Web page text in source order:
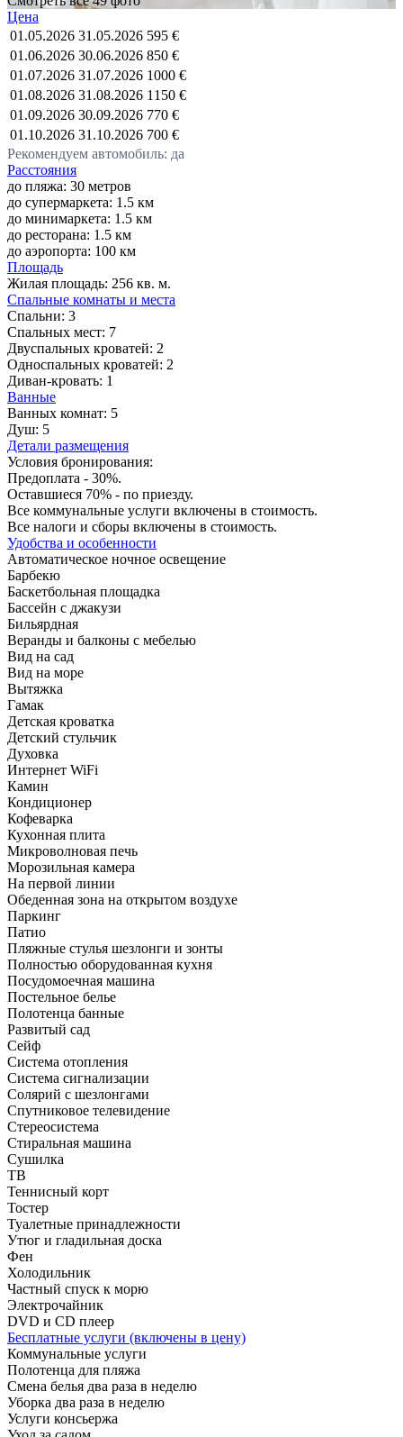
Цена
01.05.2026 31.05.2026 595 €
01.06.2026 30.06.2026 850 €
01.07.2026 31.07.2026 1000 €
01.08.2026 31.08.2026 1150 €
01.09.2026 30.09.2026 770 €
01.10.2026 31.10.2026 700 €
Рекомендуем автомобиль: да
Расстояния
до пляжа: 30 метров
до супермаркета: 1.5 км
до минимаркета: 1.5 км
до ресторана: 1.5 км
до аэропорта: 100 км
Площадь
Жилая площадь: 256 кв. м.
Спальные комнаты и места
Спальни: 3
Спальных мест: 7
Двуспальных кроватей: 2
Односпальных кроватей: 2
Диван-кровать: 1
Ванные
Ванных комнат: 5
Душ: 5
Детали размещения
Условия бронирования:
Предоплата - 30%.
Оставшиеся 70% - по приезду.
Все коммунальные услуги включены в стоимость.
Все налоги и сборы включены в стоимость.
Удобства и особенности
Автоматическое ночное освещение
Барбекю
Баскетбольная площадка
Бассейн с джакузи
Бильярдная
Веранды и балконы с мебелью
Вид на сад
Вид на море
Вытяжка
Гамак
Детская кроватка
Детский стульчик
Духовка
Интернет WiFi
Камин
Кондиционер
Кофеварка
Кухонная плита
Микроволновая печь
Морозильная камера
На первой линии
Обеденная зона на открытом воздухе
Паркинг
Патио
Пляжные стулья шезлонги и зонты
Полностью оборудованная кухня
Посудомоечная машина
Постельное белье
Полотенца банные
Развитый сад
Сейф
Система отопления
Система сигнализации
Солярий с шезлонгами
Спутниковое телевидение
Стереосистема
Стиральная машина
Сушилка
ТВ
Теннисный корт
Тостер
Туалетные принадлежности
Утюг и гладильная доска
Фен
Холодильник
Частный спуск к морю
Электрочайник
DVD и CD плеер
Бесплатные услуги (включены в цену)
Коммунальные услуги
Полотенца для пляжа
Смена белья два раза в неделю
Уборка два раза в неделю
Услуги консьержа